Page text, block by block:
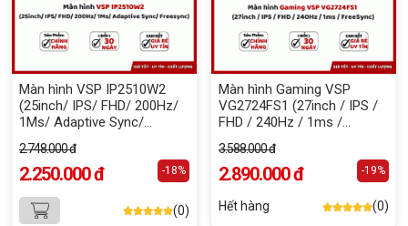
Màn hình VSP IP2510W2
(25inch/ IPS/ FHD/ 200Hz/
1Ms/ Adaptive Sync/
2.748.000 đ
2.250.000 đ -18%
(0)
Màn hình Gaming VSP
VG2724FS1 (27inch / IPS /
FHD / 240Hz / 1ms /
3.588.000 đ
2.890.000 đ -19%
Hết hàng (0)